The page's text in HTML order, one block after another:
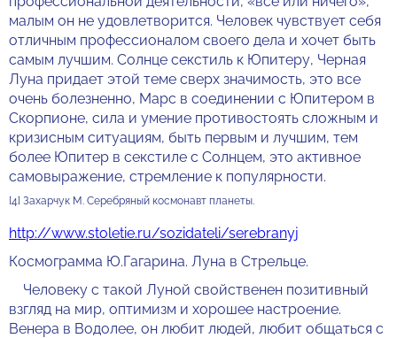
малым он не удовлетворится. Человек чувствует себя
отличным профессионалом своего дела и хочет быть
самым лучшим. Солнце секстиль к Юпитеру, Черная
Луна придает этой теме сверх значимость, это все
очень болезненно, Марс в соединении с Юпитером в
Скорпионе, сила и умение противостоять сложным и
кризисным ситуациям, быть первым и лучшим, тем
более Юпитер в секстиле с Солнцем, это активное
самовыражение, стремление к популярности.
[4] Захарчук М. Серебряный космонавт планеты.
http://www.stoletie.ru/sozidateli/serebranyj
Космограмма Ю.Гагарина. Луна в Стрельце.
Человеку с такой Луной свойственен позитивный
взгляд на мир, оптимизм и хорошее настроение.
Венера в Водолее, он любит людей, любит общаться с